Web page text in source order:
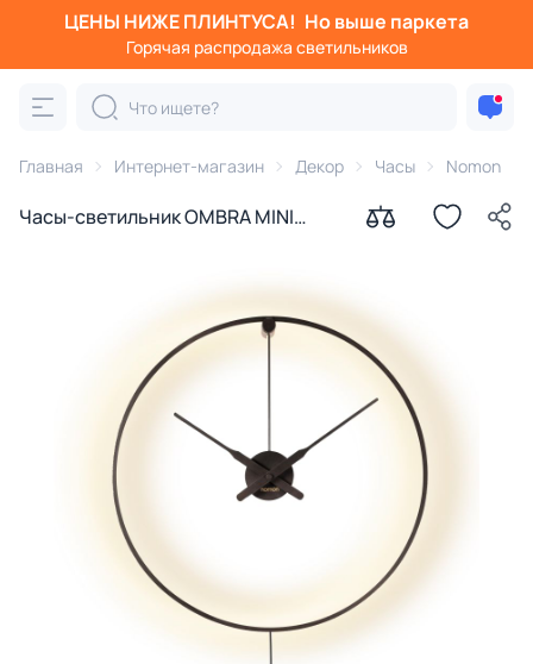
ЦЕНЫ НИЖЕ ПЛИНТУСА! Но выше паркета
Горячая распродажа светильников
Главная Интернет-магазин Декор Часы Nomon
Часы-светильник OMBRA MINI